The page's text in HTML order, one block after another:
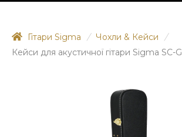
Гітари Sigma / Чохли & Кейси
/
Кейси для акустичної гітари Sigma SC-G